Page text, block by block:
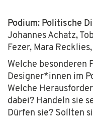
Video
immer
entsperren
Podium: Politische
Johannes Achatz,
Fezer, Mara
Welche besonderen
Designer*innen im
Welche
dabei? Handeln sie
Dürfen sie? Sollten
Mit
dem
des
Videos
akzeptieren
Sie die
Datenschutzerklärung
von